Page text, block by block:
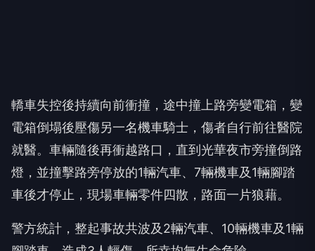
轎車失控後持續向前衝撞，途中撞上路旁變電箱，變
電箱倒塌後壓傷另一名機車騎士，傷者自行前往醫院
就醫。車輛隨後再衝越路口，直到光華夜市旁撞倒路
燈，並撞擊路旁停放的1輛汽車、7輛機車及1輛腳踏
車後才停止，現場車輛零件四散，路面一片狼藉。
警方統計，整起事故共波及2輛汽車、10輛機車及1輛